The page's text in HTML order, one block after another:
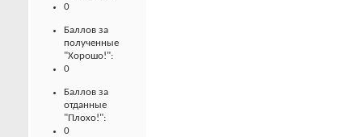
0
Баллов за
полученные
"Хорошо!":
0
Баллов за
отданные
"Плохо!":
0